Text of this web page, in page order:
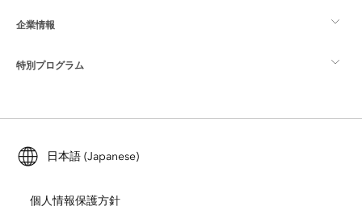
ArcGIS ブログ
Esri Young Professionals Network
GIS とは
ロケーション インテリジェンス
トレーニング
ArcUser
ArcNews
企業情報
Esri について
採用情報
オープンビジョン
特別プログラム
ArcGIS for Student Use
自然保護
日本語 (Japanese)
個人情報保護方針